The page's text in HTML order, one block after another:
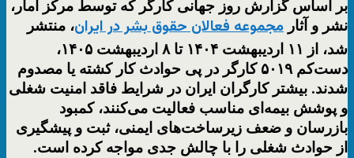
بر اساس گزارش‌ روز جهانی کارگر که توسط مرکز آمار،
نشر و آثار مجموعه فعالان حقوق بشر در ایران، منتشر
شد، از ۱۱ اردیبهشت ۱۴۰۴ تا ۸ اردیبهشت ۱۴۰۵،
دست‌کم ۵۰۱۹ کارگر در پی حوادث کار کشته یا مصدوم
شدند. بیشتر کارگران ایران در شرایط فاقد امنیت شغلی
و پوشش بیمه‌ای مناسب فعالیت می‌کنند، کمبود
بازرسان و ضعف زیرساخت‌های ایمنی، ثبت و پیشگیری
از حوادث شغلی را با چالش جدی مواجه کرده است.